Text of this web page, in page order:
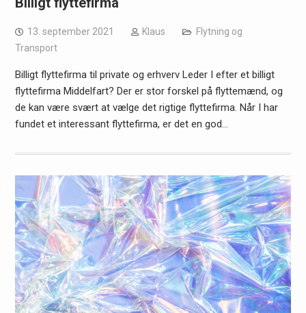
13. september 2021 Klaus
Flytning og
Transport
Billigt flyttefirma til private og erhverv Leder I efter et billigt
flyttefirma Middelfart? Der er stor forskel på flyttemænd, og
de kan være svært at vælge det rigtige flyttefirma. Når I har
fundet et interessant flyttefirma, er det en god…